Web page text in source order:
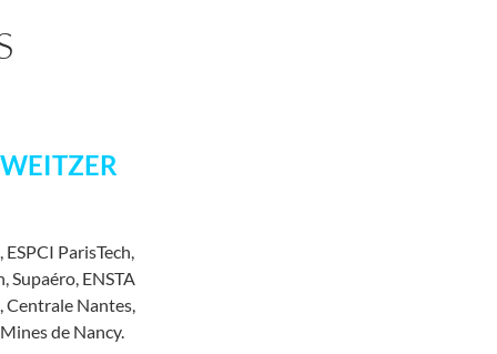
ParisTech,
Supaéro, ENSTA
Centrale Nantes,
de Nancy.